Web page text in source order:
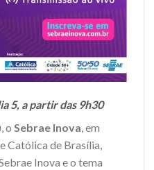
5, a partir das 9h30
o Sebrae Inova, em
Católica de Brasília,
Inova e o tema